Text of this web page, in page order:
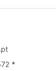
*